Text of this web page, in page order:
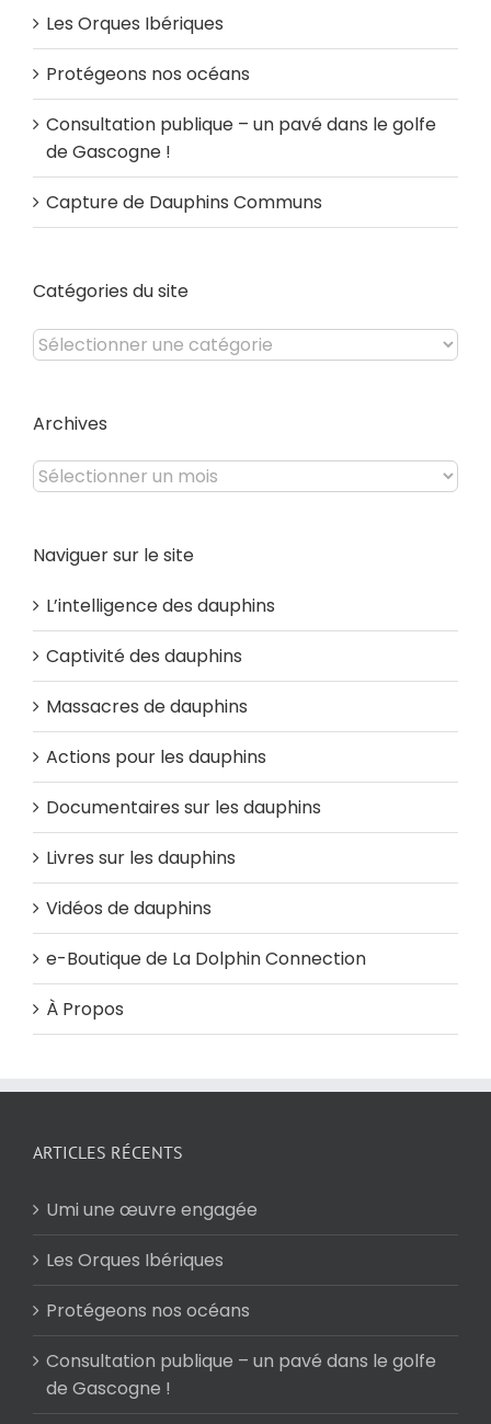
Les Orques Ibériques
Protégeons nos océans
Consultation publique – un pavé dans le golfe
de Gascogne !
Capture de Dauphins Communs
Catégories du site
Catégories
du
Archives
Archives
Naviguer sur le site
L’intelligence des dauphins
Captivité des dauphins
Massacres de dauphins
Actions pour les dauphins
Documentaires sur les dauphins
Livres sur les dauphins
Vidéos de dauphins
e-Boutique de La Dolphin Connection
À Propos
ARTICLES RÉCENTS
Umi une œuvre engagée
Les Orques Ibériques
Protégeons nos océans
Consultation publique – un pavé dans le golfe
de Gascogne !